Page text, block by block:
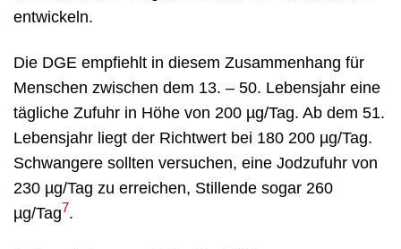
entwickeln.
Die DGE empfiehlt in diesem Zusammenhang für
Menschen zwischen dem 13. – 50. Lebensjahr eine
tägliche Zufuhr in Höhe von 200 µg/Tag. Ab dem 51.
Lebensjahr liegt der Richtwert bei 180 200 µg/Tag.
Schwangere sollten versuchen, eine Jodzufuhr von
230 µg/Tag zu erreichen, Stillende sogar 260
µg/Tag7.